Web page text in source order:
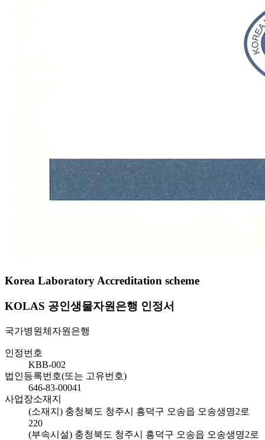
Korea Laboratory Accreditation scheme
KOLAS 공인생물자원은행 인정서
국가병원체자원은행
인정번호
KBB-002
법인등록번호(또는 고유번호)
646-83-00041
사업장소재지
(소재지) 충청북도 청주시 흥덕구 오송읍 오송생명2로
220
(부속시설) 충청북도 청주시 흥덕구 오송읍 오송생명2로